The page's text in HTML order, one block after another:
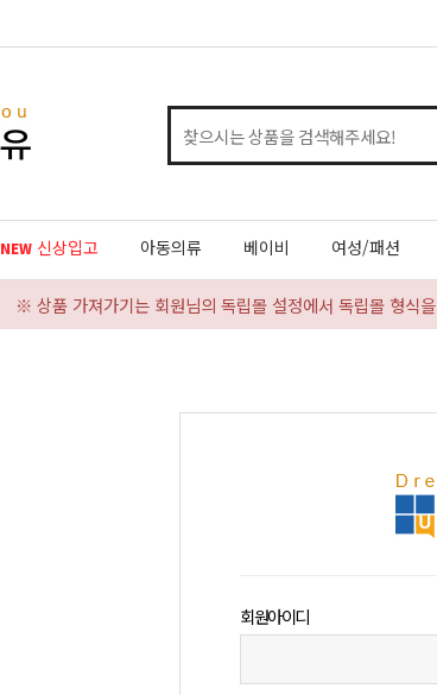
NEW신상입고 아동의류 베이비 여성/패션
※ 상품 가져가기는 회원님의 독립몰 설정에서 독립몰 형식을
회원아이디